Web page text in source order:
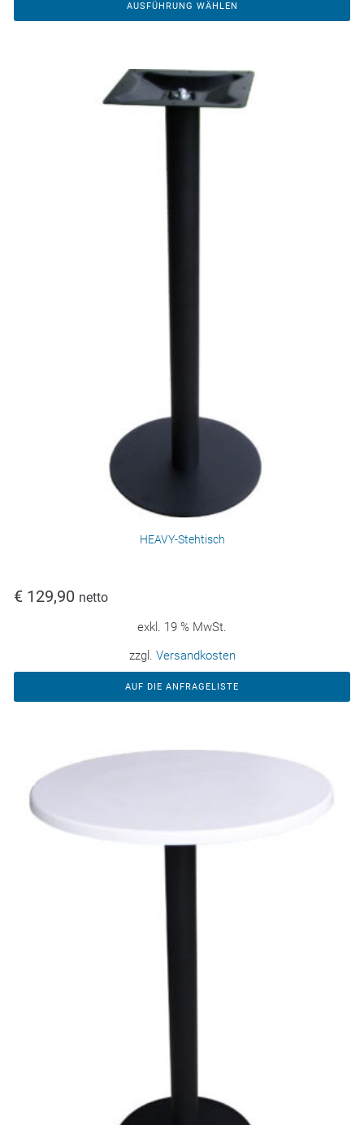
AUSFÜHRUNG WÄHLEN
HEAVY-Stehtisch
€ 129,90 netto
exkl. 19 % MwSt.
zzgl. Versandkosten
AUF DIE ANFRAGELISTE